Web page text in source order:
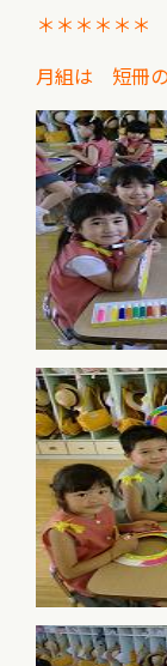
＊＊＊＊＊＊
月組は 短冊の